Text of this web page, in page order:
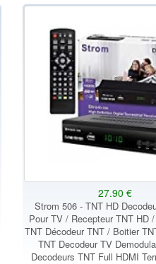
27.90 €
Strom 506 - TNT HD
Pour TV / Recepteur TNT HD
TNT Décodeur TNT / Boitier
TNT Decodeur TV
Decodeurs TNT Full HDMI